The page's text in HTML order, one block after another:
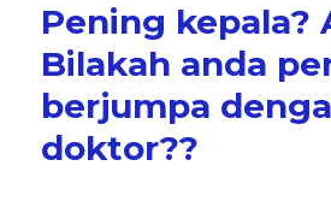
Pening kepala?
Bilakah anda
berjumpa
doktor??